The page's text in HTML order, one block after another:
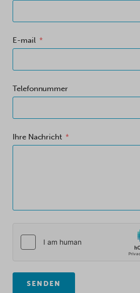
E-mail
Telefonnummer
Ihre Nachricht
SENDEN